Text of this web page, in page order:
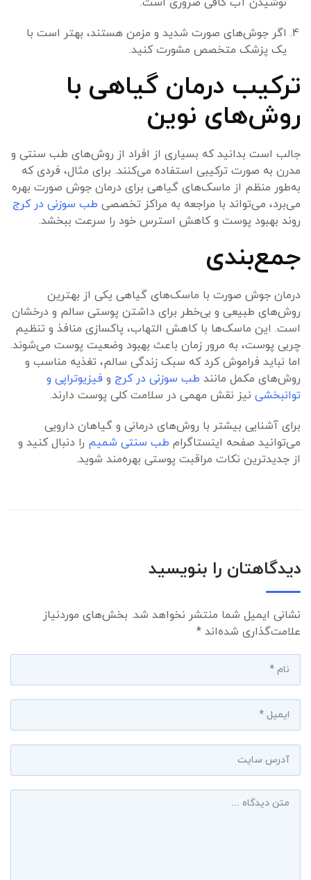
نوشیدن آب کافی ضروری است.
اگر جوش‌های صورت شدید و مزمن هستند، بهتر است با
یک پزشک متخصص مشورت کنید.
ترکیب درمان گیاهی با
روش‌های نوین
جالب است بدانید که بسیاری از افراد از روش‌های طب سنتی و
مدرن به صورت ترکیبی استفاده می‌کنند. برای مثال، فردی که
به‌طور منظم از ماسک‌های گیاهی برای درمان جوش صورت بهره
می‌برد، می‌تواند با مراجعه به مراکز تخصصی طب سوزنی در کرج
روند بهبود پوست و کاهش استرس خود را سرعت ببخشد.
جمع‌بندی
درمان جوش صورت با ماسک‌های گیاهی یکی از بهترین
روش‌های طبیعی و بی‌خطر برای داشتن پوستی سالم و درخشان
است. این ماسک‌ها با کاهش التهاب، پاکسازی منافذ و تنظیم
چربی پوست، به مرور زمان باعث بهبود وضعیت پوست می‌شوند.
اما نباید فراموش کرد که سبک زندگی سالم، تغذیه مناسب و
روش‌های مکمل مانند طب سوزنی در کرج و فیزیوتراپی و
توانبخشی نیز نقش مهمی در سلامت کلی پوست دارند.
برای آشنایی بیشتر با روش‌های درمانی و گیاهان دارویی
می‌توانید صفحه اینستاگرام طب سنتی شمیم را دنبال کنید و
از جدیدترین نکات مراقبت پوستی بهره‌مند شوید.
دیدگاهتان را بنویسید
نشانی ایمیل شما منتشر نخواهد شد. بخش‌های موردنیاز
علامت‌گذاری شده‌اند *